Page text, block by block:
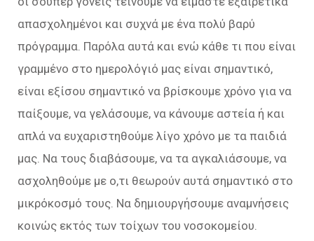
απασχολημένοι και συχνά με ένα πολύ βαρύ
πρόγραμμα. Παρόλα αυτά και ενώ κάθε τι που είναι
γραμμένο στο ημερολόγιό μας είναι σημαντικό,
είναι εξίσου σημαντικό να βρίσκουμε χρόνο για να
παίξουμε, να γελάσουμε, να κάνουμε αστεία ή και
απλά να ευχαριστηθούμε λίγο χρόνο με τα παιδιά
μας. Να τους διαβάσουμε, να τα αγκαλιάσουμε, να
ασχοληθούμε με ο,τι θεωρούν αυτά σημαντικό στο
μικρόκοσμό τους. Να δημιουργήσουμε αναμνήσεις
κοινώς εκτός των τοίχων του νοσοκομείου.